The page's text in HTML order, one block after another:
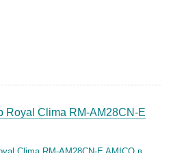
Royal Clima RM-AM28CN-E